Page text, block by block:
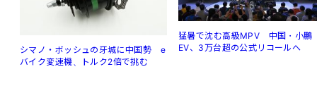
シマノ・ボッシュの牙城に中国勢 e
バイク変速機、トルク2倍で挑む
猛暑で沈む高級MPV 中国・小鵬
EV、3万台超の公式リコールへ